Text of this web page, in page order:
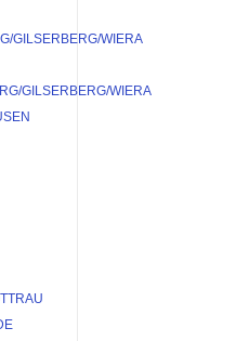
GILSERBERG/WIERA
GILSERBERG/WIERA